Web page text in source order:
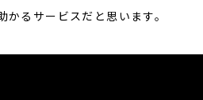
るサービスだと思います。